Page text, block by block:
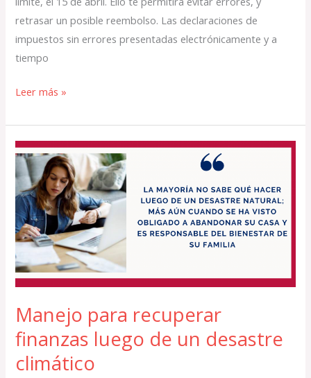
retrasar un posible reembolso. Las declaraciones de
impuestos sin errores presentadas electrónicamente y a
tiempo
Leer más »
Manejo para recuperar
finanzas luego de un desastre
climático
Manejo
para
recuperar
finanzas
luego
de
un
desastre